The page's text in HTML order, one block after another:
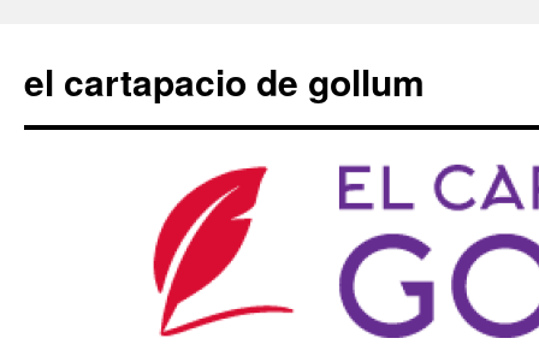
contenido
el cartapacio de gollum